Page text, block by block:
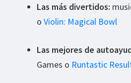
Las más divertidos:
o Violin: Magical Bowl
Las mejores de
Games o Runtastic